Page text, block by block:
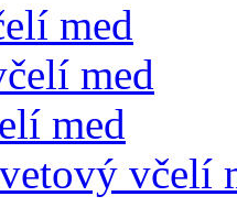
med
med
med
včelí